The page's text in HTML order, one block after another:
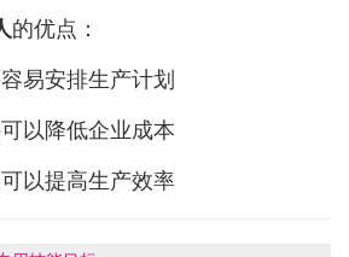
的优点：
易安排生产计划
以降低企业成本
以提高生产效率